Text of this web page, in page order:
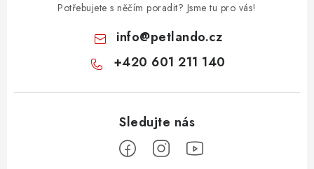
Potřebujete s něčím poradit? Jsme tu pro vás!
info@petlando.cz
+420 601 211 140